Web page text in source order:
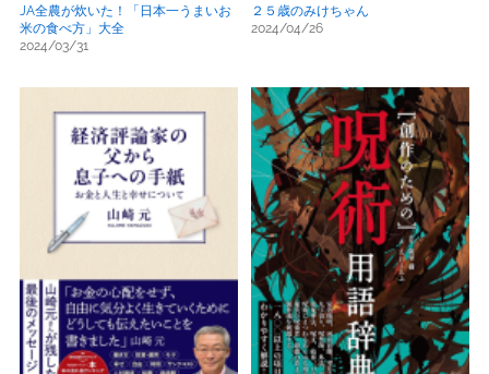
JA全農が炊いた！「日本一うまいお
米の食べ方」大全
2024/03/31
２５歳のみけちゃん
2024/04/26